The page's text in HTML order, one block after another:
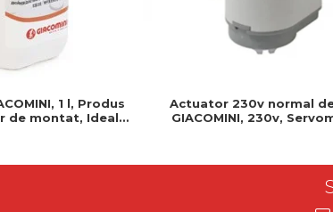
1 l, Produs
de montat, Ideal
Actuator 230v normal
GIACOMINI, 230v,